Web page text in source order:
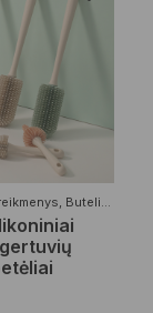
Buteliukai